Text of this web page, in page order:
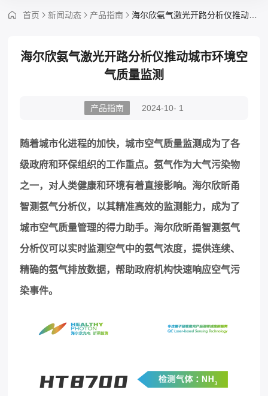
首页 新闻动态 产品指南 海尔欣氨气激光开路分析仪推动城市环境空气质量监测
海尔欣氨气激光开路分析仪推动城市环境空
气质量监测
产品指南 2024-10- 1
随着城市化进程的加快，城市空气质量监测成为了各
级政府和环保组织的工作重点。氨气作为大气污染物
之一，对人类健康和环境有着直接影响。海尔欣昕甬
智测氨气分析仪，以其精准高效的监测能力，成为了
城市空气质量管理的得力助手。海尔欣昕甬智测氨气
分析仪可以实时监测空气中的氨气浓度，提供连续、
精确的氨气排放数据，帮助政府机构快速响应空气污
染事件。